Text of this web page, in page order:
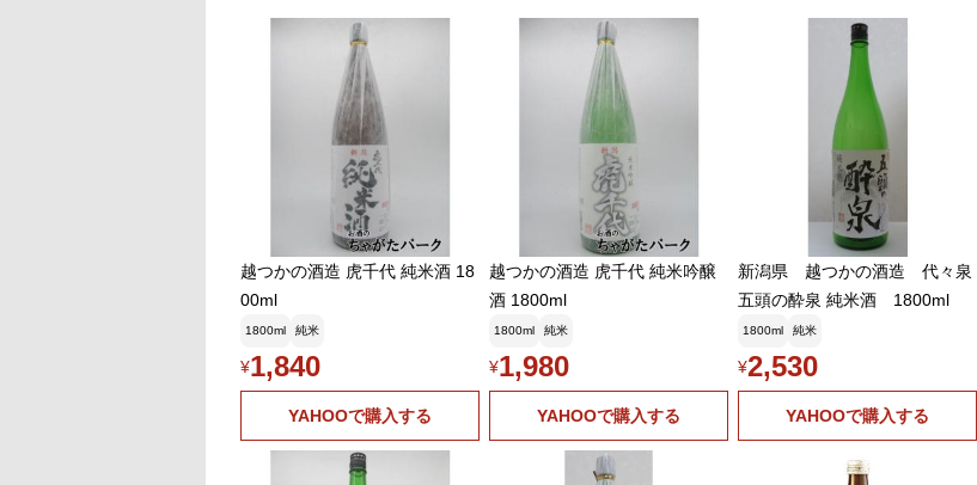
2026年2月12日 09:26:39
悪食釣り師さん、おはようございます(^^ゞ
近所のちっちゃなスーパーのお酒売場をチェックするの私も好きです(o^-')b !
見慣れ無い🍶見たら飛び付きますし(((*≧艸≦)ﾌﾟﾌﾟｯ
最近メジャー？になった越生梅林の佐藤麻里子杜氏はお酒が売れなかった頃に
うちの近所のエンゼルって小さなスーパーに販促に来てました( *´艸｀)ｶﾜｲｶｯﾀﾅ
~
って７～８年前の話ですが((ﾉ∀｀)･ﾟ･｡ ｱﾋｬﾋｬﾋｬﾋｬ
小さな酒蔵様？応援していきたいですね(*´σｰ｀)ｴﾍﾍ
2026年2月12日 10:18:36
ベルーナ通販とかでも売ってそう😁
Kaorinrin 2026年2月12日 13:37:58
皆さんがTRIALで盛り上がっているのに全く知らなくて、検索したら本当に沢
山あって衝撃を受けています😊
越つかの酒造 虎千代 純米酒 18
00ml
1800ml 純米
¥1,840
YAHOOで購入する
越つかの酒造 虎千代 純米吟醸
酒 1800ml
1800ml 純米
¥1,980
YAHOOで購入する
新潟県 越つかの酒造 代々泉
五頭の酔泉 純米酒 1800ml
1800ml 純米
¥2,530
YAHOOで購入する